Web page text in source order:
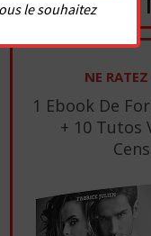
INSCRIVEZ-VOUS
NE
1 Ebook De
+ 10 Tutos
le souhaitez